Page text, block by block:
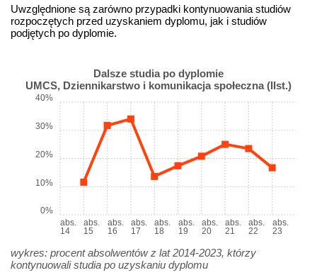
Uwzględnione są zarówno przypadki kontynuowania studiów
rozpoczętych przed uzyskaniem dyplomu, jak i studiów
podjętych po dyplomie.
Dalsze studia po dyplomie
UMCS, Dziennikarstwo i komunikacja społeczna (IIst.)
abs.
14
abs.
15
abs.
16
abs.
17
abs.
18
abs.
19
abs.
20
abs.
21
abs.
22
abs.
23
0%
10%
20%
30%
40%
wykres: procent absolwentów z lat 2014-2023, którzy
kontynuowali studia po uzyskaniu dyplomu